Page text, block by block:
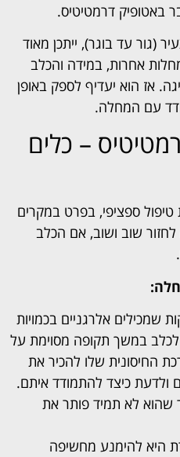
באטופיק דרמטיטיס.
(גור עד בוגר), ייתכן מאוד
אחרות, במידה והכלב
אז הוא יעדיף לספק באופן
עם המחלה.
– כלים
ספציפי, בפרט במקרים
שוב ושוב, אם הכלב
שמכילים אלרגניים בכמויות
לכלב במשך תקופה מסוימת על
החיסונית שלו להכיר את
ולדעת כיצד להתמודד איתם.
שהוא לא תמיד פותר את
היא להימנע מחשיפה